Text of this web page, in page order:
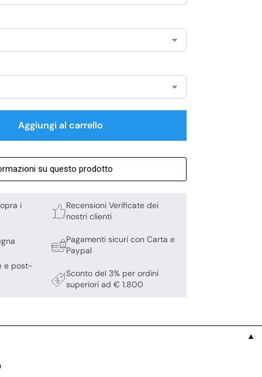
Aggiungi al carrello
su questo prodotto
i
e post-
Recensioni Verificate dei
nostri clienti
Pagamenti sicuri con Carta e
Paypal
Sconto del 3% per ordini
superiori ad € 1.800
▼